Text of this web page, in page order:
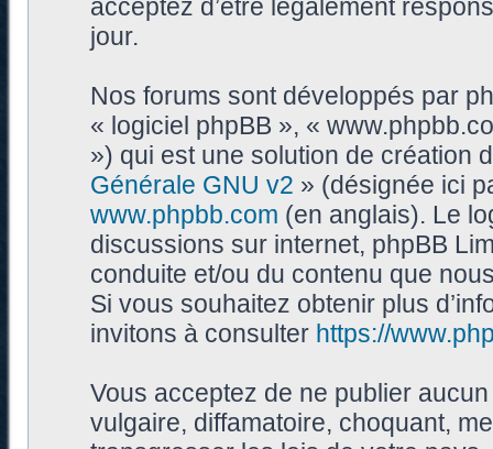
acceptez d’être légalement
jour.
Nos forums sont développés par
« logiciel phpBB », «
») qui est une solution de création
Générale GNU v2 » (désignée ici
www.phpbb.com (en anglais). Le
discussions sur internet, phpBB
conduite et/ou du contenu que
Si vous souhaitez obtenir plus
invitons à consulter https://
Vous acceptez de ne publier
vulgaire, diffamatoire, choquant,